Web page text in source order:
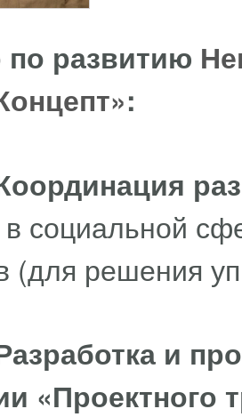
по развитию
:
в социальной
(для решения
и
«Проектного